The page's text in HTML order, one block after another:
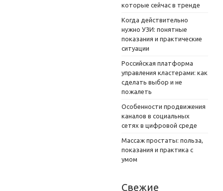
которые сейчас в тренде
Когда действительно
нужно УЗИ: понятные
показания и практические
ситуации
Российская платформа
управления кластерами: как
сделать выбор и не
пожалеть
Особенности продвижения
каналов в социальных
сетях в цифровой среде
Массаж простаты: польза,
показания и практика с
умом
Свежие